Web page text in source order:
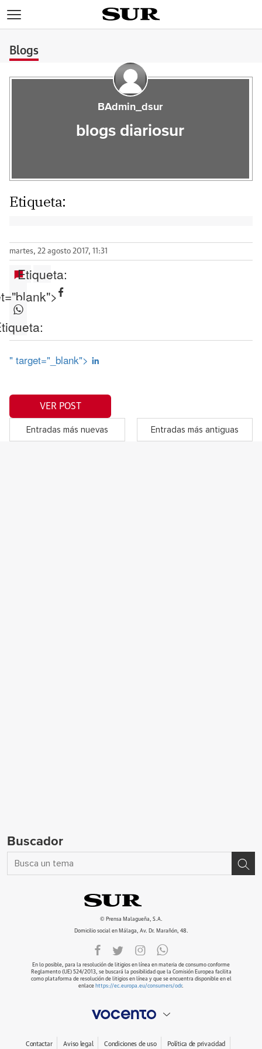
Blogs
BAdmin_dsur
blogs diariosur
Etiqueta:
martes, 22 agosto 2017, 11:31
Etiqueta:
" target="_blank">
VER POST
Entradas más nuevas Entradas más antiguas
Buscador
© Prensa Malagueña, S.A.
Domicilio social en Málaga, Av. Dr. Marañón, 48.
En lo posible, para la resolución de litigios en línea en materia de consumo conforme
Reglamento (UE) 524/2013, se buscará la posibilidad que la Comisión Europea facilita
como plataforma de resolución de litigios en línea y que se encuentra disponible en el
enlace https://ec.europa.eu/consumers/odr.
Contactar Aviso legal Condiciones de uso Política de privacidad